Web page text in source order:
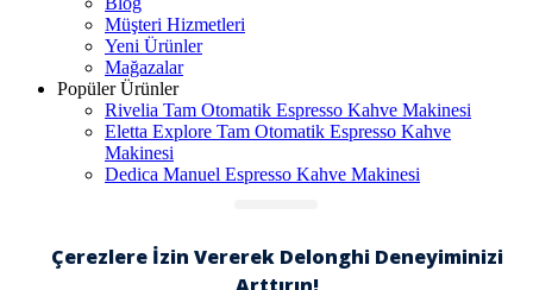
Müşteri Hizmetleri
Yeni Ürünler
Mağazalar
Popüler Ürünler
Rivelia Tam Otomatik Espresso Kahve Makinesi
Eletta Explore Tam Otomatik Espresso Kahve
Makinesi
Dedica Manuel Espresso Kahve Makinesi
© De'Longhi Türkiye, Türkiye Distribütörü
DB SARUHAN ELEKTRİKLİ EV ALETLERİ